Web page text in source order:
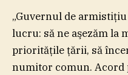
„Guvernul de
lucru: să ne aşezăm la
priorităţile ţării, să
numitor comun. Acord